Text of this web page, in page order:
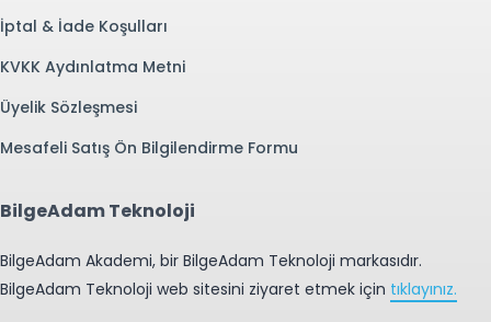
İptal & İade Koşulları
KVKK Aydınlatma Metni
Üyelik Sözleşmesi
Mesafeli Satış Ön Bilgilendirme Formu
BilgeAdam Teknoloji
BilgeAdam Akademi, bir BilgeAdam Teknoloji markasıdır.
BilgeAdam Teknoloji web sitesini ziyaret etmek için tıklayınız.